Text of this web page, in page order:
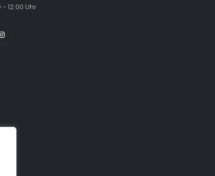
12:00 Uhr